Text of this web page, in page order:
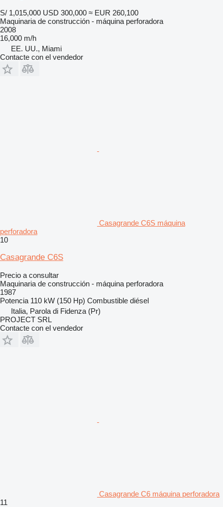
S/ 1,015,000 USD 300,000 ≈ EUR 260,100
Maquinaria de construcción - máquina perforadora
2008
16,000 m/h
EE. UU., Miami
Contacte con el vendedor
Casagrande C6S máquina
perforadora
10
Casagrande C6S
Precio a consultar
Maquinaria de construcción - máquina perforadora
1987
Potencia 110 kW (150 Hp) Combustible diésel
Italia, Parola di Fidenza (Pr)
PROJECT SRL
Contacte con el vendedor
Casagrande C6 máquina perforadora
11